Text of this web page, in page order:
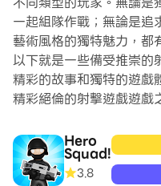
一起組隊作戰；無論是追
藝術風格的獨特魅力，都
以下就是一些備受推崇的
精彩的故事和獨特的遊戲
精彩絕倫的射擊遊戲遊戲
Hero
Squad!
3.8